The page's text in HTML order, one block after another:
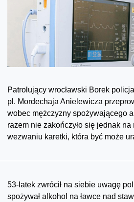
Patrolujący wrocławski Borek
pl. Mordechaja Anielewicza
wobec mężczyzny spożywającego
razem nie zakończyło się jednak na
wezwaniu karetki, która być może
53-latek zwrócił na siebie uwagę
spożywał alkohol na ławce nad